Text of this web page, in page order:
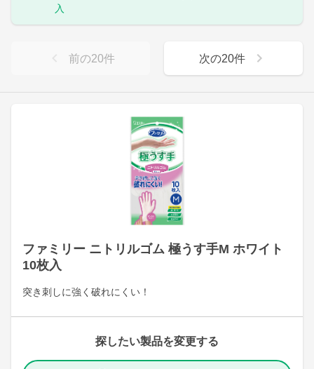
ファミリー ニトリルゴム 極うす手M ホワイト
10枚入
突き刺しに強く破れにくい！
探したい製品を変更する
入
前の20件 次の20件